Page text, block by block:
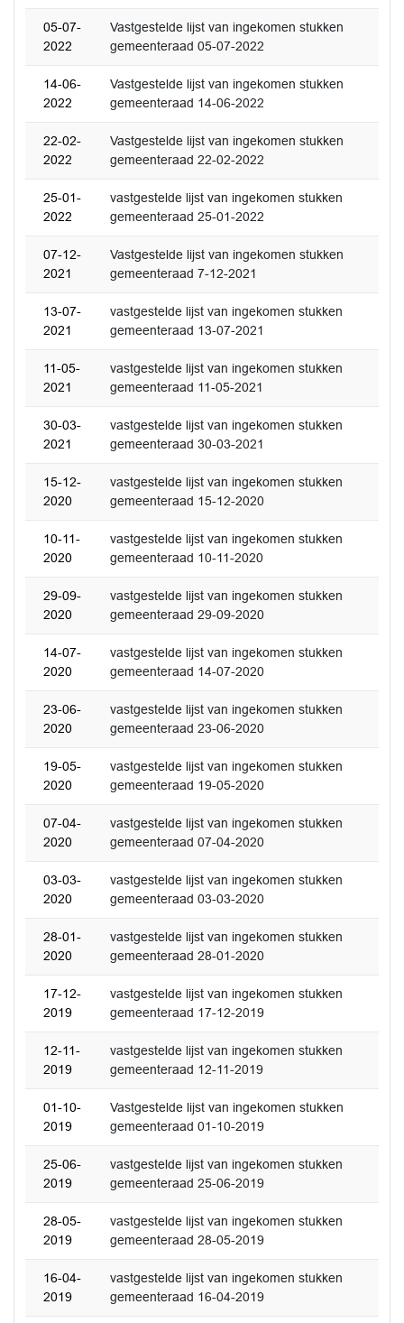
05-07-
2022
Vastgestelde lijst van ingekomen stukken
gemeenteraad 05-07-2022
14-06-
2022
Vastgestelde lijst van ingekomen stukken
gemeenteraad 14-06-2022
22-02-
2022
Vastgestelde lijst van ingekomen stukken
gemeenteraad 22-02-2022
25-01-
2022
vastgestelde lijst van ingekomen stukken
gemeenteraad 25-01-2022
07-12-
2021
Vastgestelde lijst van ingekomen stukken
gemeenteraad 7-12-2021
13-07-
2021
vastgestelde lijst van ingekomen stukken
gemeenteraad 13-07-2021
11-05-
2021
vastgestelde lijst van ingekomen stukken
gemeenteraad 11-05-2021
30-03-
2021
vastgestelde lijst van ingekomen stukken
gemeenteraad 30-03-2021
15-12-
2020
vastgestelde lijst van ingekomen stukken
gemeenteraad 15-12-2020
10-11-
2020
vastgestelde lijst van ingekomen stukken
gemeenteraad 10-11-2020
29-09-
2020
vastgestelde lijst van ingekomen stukken
gemeenteraad 29-09-2020
14-07-
2020
vastgestelde lijst van ingekomen stukken
gemeenteraad 14-07-2020
23-06-
2020
vastgestelde lijst van ingekomen stukken
gemeenteraad 23-06-2020
19-05-
2020
vastgestelde lijst van ingekomen stukken
gemeenteraad 19-05-2020
07-04-
2020
vastgestelde lijst van ingekomen stukken
gemeenteraad 07-04-2020
03-03-
2020
vastgestelde lijst van ingekomen stukken
gemeenteraad 03-03-2020
28-01-
2020
vastgestelde lijst van ingekomen stukken
gemeenteraad 28-01-2020
17-12-
2019
vastgestelde lijst van ingekomen stukken
gemeenteraad 17-12-2019
12-11-
2019
vastgestelde lijst van ingekomen stukken
gemeenteraad 12-11-2019
01-10-
2019
Vastgestelde lijst van ingekomen stukken
gemeenteraad 01-10-2019
25-06-
2019
vastgestelde lijst van ingekomen stukken
gemeenteraad 25-06-2019
28-05-
2019
vastgestelde lijst van ingekomen stukken
gemeenteraad 28-05-2019
16-04-
2019
vastgestelde lijst van ingekomen stukken
gemeenteraad 16-04-2019